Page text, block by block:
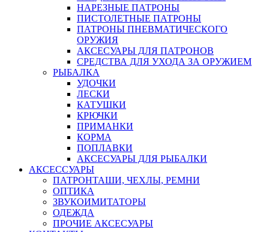
НАРЕЗНЫЕ ПАТРОНЫ
ПИСТОЛЕТНЫЕ ПАТРОНЫ
ПАТРОНЫ ПНЕВМАТИЧЕСКОГО
ОРУЖИЯ
АКСЕСУАРЫ ДЛЯ ПАТРОНОВ
СРЕДСТВА ДЛЯ УХОДА ЗА ОРУЖИЕМ
РЫБАЛКА
УДОЧКИ
ЛЕСКИ
КАТУШКИ
КРЮЧКИ
ПРИМАНКИ
КОРМА
ПОПЛАВКИ
АКСЕСУАРЫ ДЛЯ РЫБАЛКИ
АКСЕССУАРЫ
ПАТРОНТАШИ, ЧЕХЛЫ, РЕМНИ
ОПТИКА
ЗВУКОИМИТАТОРЫ
ОДЕЖДА
ПРОЧИЕ АКСЕСУАРЫ